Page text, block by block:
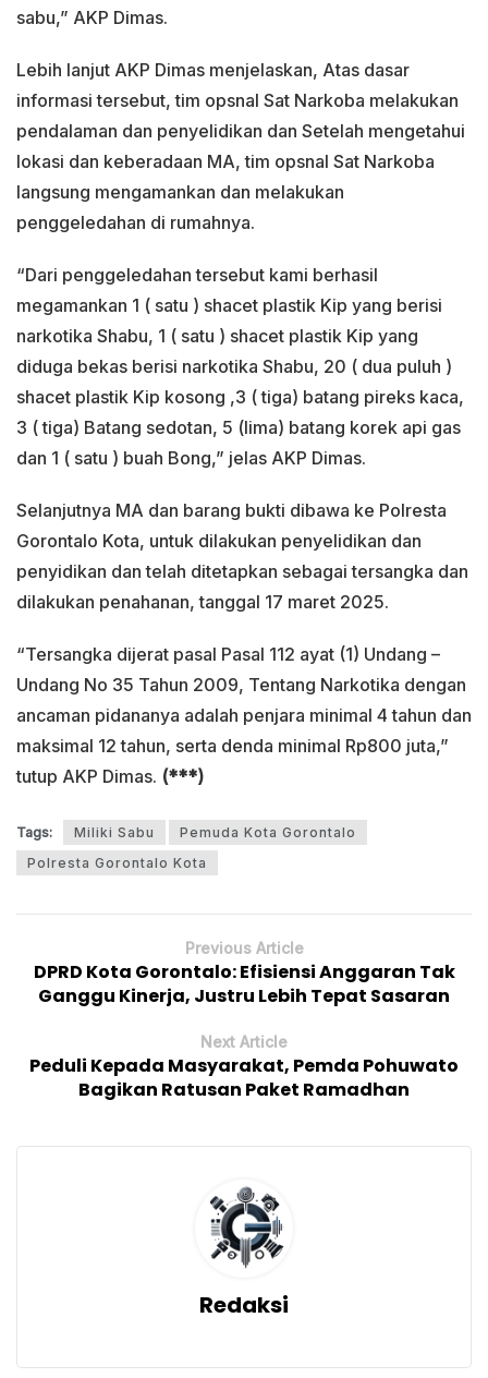
sabu,” AKP Dimas.
Lebih lanjut AKP Dimas menjelaskan, Atas dasar
informasi tersebut, tim opsnal Sat Narkoba melakukan
pendalaman dan penyelidikan dan Setelah mengetahui
lokasi dan keberadaan MA, tim opsnal Sat Narkoba
langsung mengamankan dan melakukan
penggeledahan di rumahnya.
“Dari penggeledahan tersebut kami berhasil
megamankan 1 ( satu ) shacet plastik Kip yang berisi
narkotika Shabu, 1 ( satu ) shacet plastik Kip yang
diduga bekas berisi narkotika Shabu, 20 ( dua puluh )
shacet plastik Kip kosong ,3 ( tiga) batang pireks kaca,
3 ( tiga) Batang sedotan, 5 (lima) batang korek api gas
dan 1 ( satu ) buah Bong,” jelas AKP Dimas.
Selanjutnya MA dan barang bukti dibawa ke Polresta
Gorontalo Kota, untuk dilakukan penyelidikan dan
penyidikan dan telah ditetapkan sebagai tersangka dan
dilakukan penahanan, tanggal 17 maret 2025.
“Tersangka dijerat pasal Pasal 112 ayat (1) Undang –
Undang No 35 Tahun 2009, Tentang Narkotika dengan
ancaman pidananya adalah penjara minimal 4 tahun dan
maksimal 12 tahun, serta denda minimal Rp800 juta,”
tutup AKP Dimas. (***)
Tags: Miliki Sabu
Pemuda Kota Gorontalo
Polresta Gorontalo Kota
Previous Article
DPRD Kota Gorontalo: Efisiensi Anggaran Tak
Ganggu Kinerja, Justru Lebih Tepat Sasaran
Next Article
Peduli Kepada Masyarakat, Pemda Pohuwato
Bagikan Ratusan Paket Ramadhan
Redaksi